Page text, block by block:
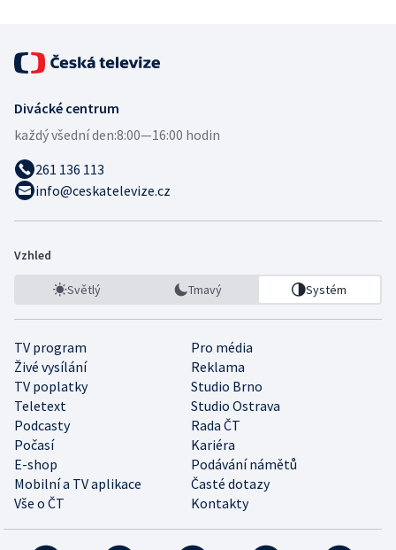
Divácké centrum
každý všední den:8:00—16:00 hodin
261 136 113
info@ceskatelevize.cz
Vzhled
Světlý Tmavý Systém
TV program
Pro média
Živé vysílání
Reklama
TV poplatky
Studio Brno
Teletext
Studio Ostrava
Podcasty
Rada ČT
Počasí
Kariéra
E-shop
Podávání námětů
Mobilní a TV aplikace
Časté dotazy
Vše o ČT
Kontakty